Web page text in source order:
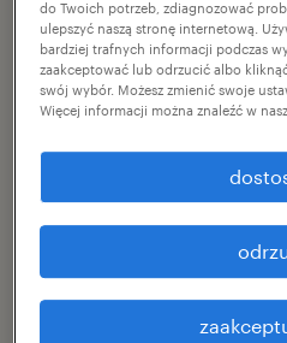
praca stała
pełen etat
budownictwo /
46788511
do Twoich potrzeb, zdiagnozować
ulepszyć naszą stronę internetową.
bardziej trafnych informacji podczas
zaakceptować lub odrzucić albo
swój wybór. Możesz zmienić swoje
Więcej informacji można znaleźć w